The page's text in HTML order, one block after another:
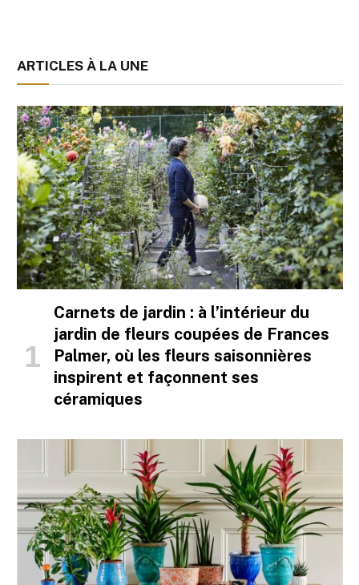
ARTICLES À LA UNE
Carnets de jardin : à l’intérieur du
jardin de fleurs coupées de Frances
Palmer, où les fleurs saisonnières
inspirent et façonnent ses
céramiques